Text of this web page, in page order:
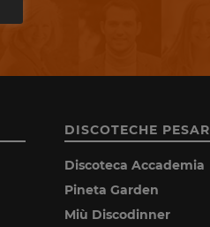
DISCOTECHE
Discoteca Accademia
Pineta Garden
Miù Discodinner